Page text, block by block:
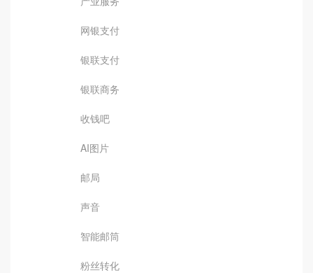
网银支付
银联支付
银联商务
收钱吧
AI图片
邮局
声音
智能邮筒
粉丝转化